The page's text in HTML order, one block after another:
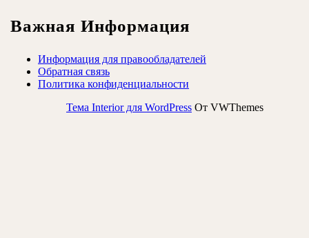
Важная Информация
Информация для правообладателей
Обратная связь
Политика конфиденциальности
Тема Interior для WordPress От VWThemes